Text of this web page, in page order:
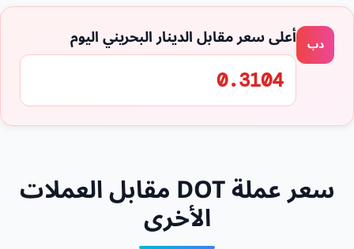
دب أعلى سعر مقابل الدينار البحريني اليوم
0.3104
سعر عملة DOT مقابل العملات
الأخرى